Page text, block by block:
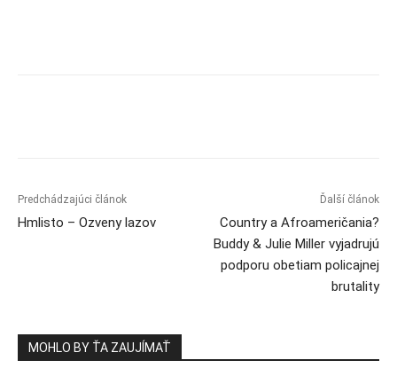
Predchádzajúci článok
Hmlisto – Ozveny lazov
Ďalší článok
Country a Afroameričania?
Buddy & Julie Miller vyjadrujú
podporu obetiam policajnej
brutality
MOHLO BY ŤA ZAUJÍMAŤ